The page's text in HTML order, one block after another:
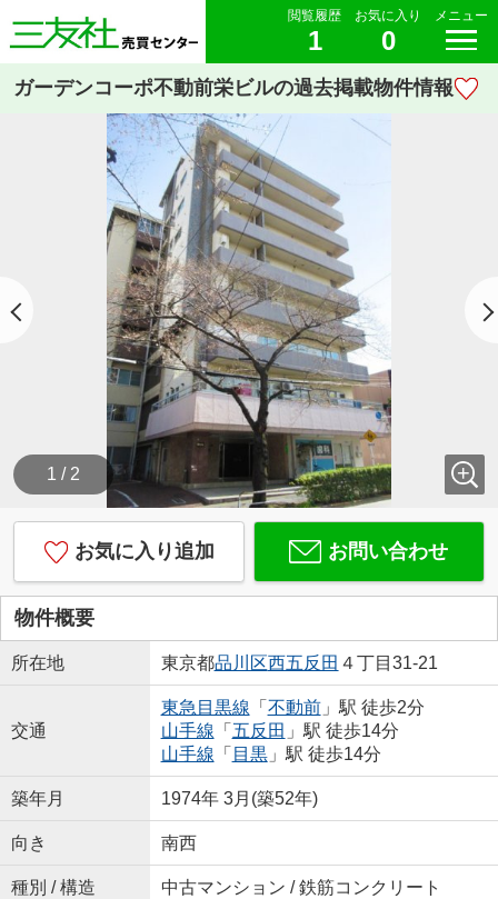
閲覧履歴
1
お気に入り
0
メニュー
ガーデンコーポ不動前栄ビルの過去掲載物件情報
1 / 2
お気に入り追加 お問い合わせ
物件概要
所在地 東京都品川区西五反田 ４丁目31-21
交通
東急目黒線 「 不動前」駅 徒歩2分
山手線 「 五反田 」駅 徒歩14分
山手線 「 目黒」駅 徒歩14分
築年月 1974年 3月(築52年)
向き 南西
種別 / 構造 中古マンション / 鉄筋コンクリート